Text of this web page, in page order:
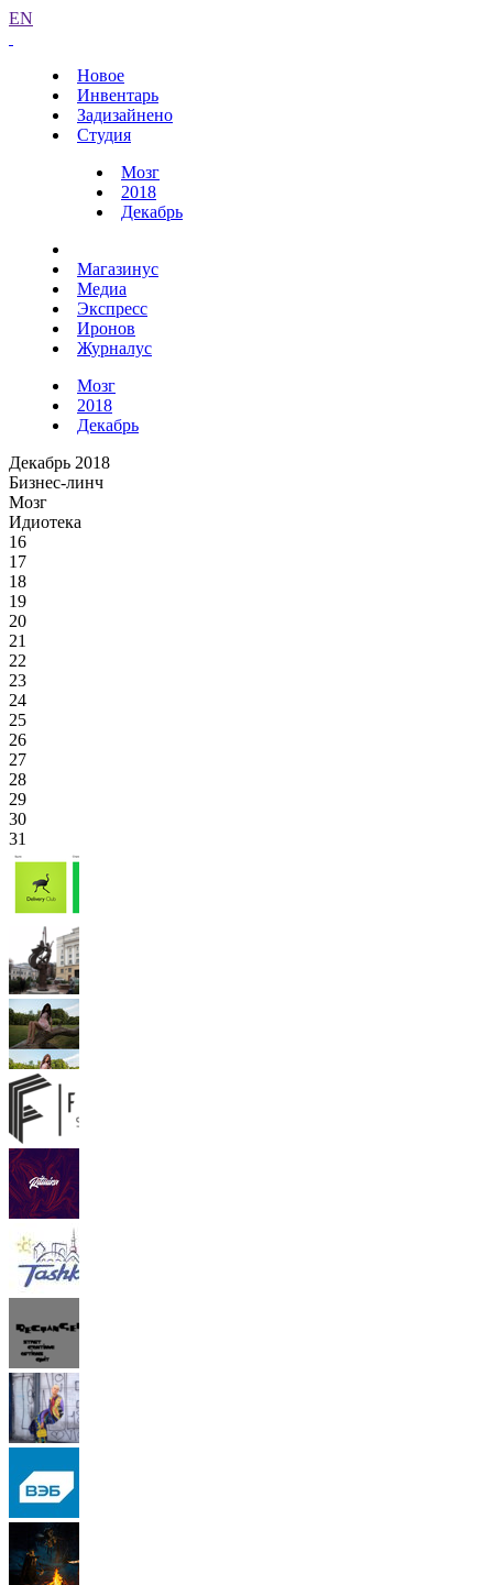
EN
Новое
Инвентарь
Задизайнено
Студия
Мозг
2018
Декабрь
Магазинус
Медиа
Экспресс
Иронов
Журналус
Мозг
2018
Декабрь
Декабрь 2018
Бизнес-линч
Мозг
Идиотека
16
17
18
19
20
21
22
23
24
25
26
27
28
29
30
31